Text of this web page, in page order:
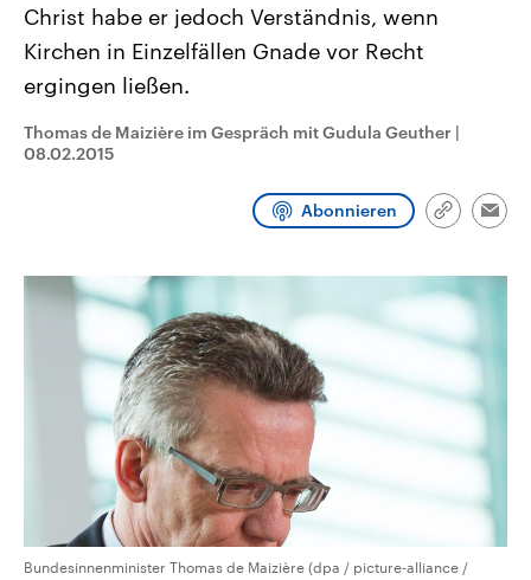
Umfragen, Prognosen,
Wahlprogramme, aktuelle Berichte
und Hintergründe zu den Parteien
und Kandidaten der anstehenden
Wahl.
Sendungen Programm Podcasts
Christ habe er jedoch Verständnis, wenn
Kirchen in Einzelfällen Gnade vor Recht
ergingen ließen.
Thomas de Maizière im Gespräch mit Gudula Geuther |
08.02.2015
Abonnieren
Link
Bundesinnenminister Thomas de Maizière (dpa / picture-alliance /